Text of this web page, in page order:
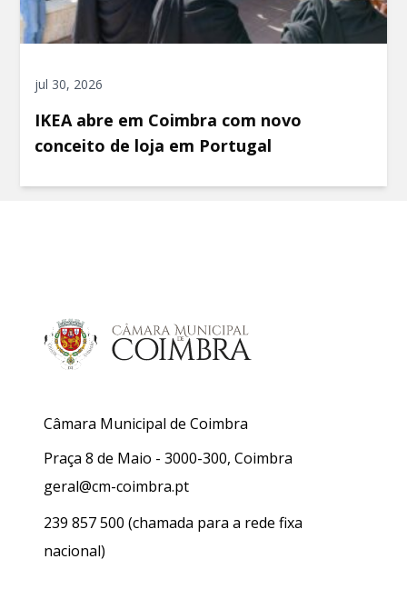
jul 30, 2026
IKEA abre em Coimbra com novo
conceito de loja em Portugal
Câmara Municipal de Coimbra
Praça 8 de Maio - 3000-300, Coimbra
geral@cm-coimbra.pt
239 857 500 (chamada para a rede fixa
nacional)